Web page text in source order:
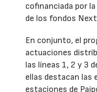
cofinanciada por
de los fondos
En conjunto, el
actuaciones
las líneas 1, 2 y 3
ellas destacan las
estaciones de